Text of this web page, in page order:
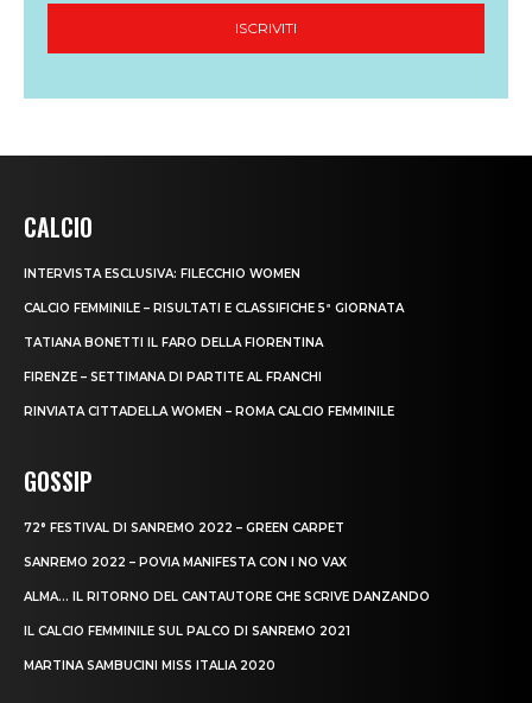
CALCIO
INTERVISTA ESCLUSIVA: FILECCHIO WOMEN
CALCIO FEMMINILE – RISULTATI E CLASSIFICHE 5ª GIORNATA
TATIANA BONETTI IL FARO DELLA FIORENTINA
FIRENZE – SETTIMANA DI PARTITE AL FRANCHI
RINVIATA CITTADELLA WOMEN – ROMA CALCIO FEMMINILE
GOSSIP
72° FESTIVAL DI SANREMO 2022 – GREEN CARPET
SANREMO 2022 – POVIA MANIFESTA CON I NO VAX
ALMA… IL RITORNO DEL CANTAUTORE CHE SCRIVE DANZANDO
IL CALCIO FEMMINILE SUL PALCO DI SANREMO 2021
MARTINA SAMBUCINI MISS ITALIA 2020